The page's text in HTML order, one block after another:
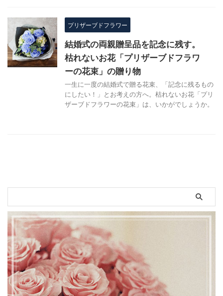
プリザーブドフラワー
結婚式の両親贈呈品を記念に残す。
枯れないお花「プリザーブドフラワ
ーの花束」の贈り物
一生に一度の結婚式で贈る花束、「記念に残るもの
にしたい！」とお考えの方へ。枯れないお花「プリ
ザーブドフラワーの花束」は、いかがでしょうか。